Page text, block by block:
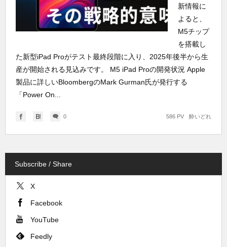
新情報に
よると、
M5チップ
を搭載し
た新型iPad Proがテスト最終段階に入り、2025年後半から生
産が開始される見込みです。 M5 iPad Proの開発状況 Apple
製品に詳しいBloombergのMark Gurman氏が発行する
「Power On...
0 酔いどれ
586 PV
Subscribe / Share
X
Facebook
YouTube
Feedly